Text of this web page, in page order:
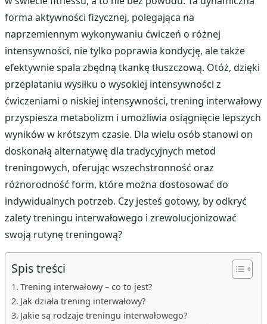
forma aktywności fizycznej, polegająca na
naprzemiennym wykonywaniu ćwiczeń o różnej
intensywności, nie tylko poprawia kondycję, ale także
efektywnie spala zbędną tkankę tłuszczową. Otóż, dzięki
przeplataniu wysiłku o wysokiej intensywności z
ćwiczeniami o niskiej intensywności, trening interwałowy
przyspiesza metabolizm i umożliwia osiągnięcie lepszych
wyników w krótszym czasie. Dla wielu osób stanowi on
doskonałą alternatywę dla tradycyjnych metod
treningowych, oferując wszechstronność oraz
różnorodność form, które można dostosować do
indywidualnych potrzeb. Czy jesteś gotowy, by odkryć
zalety treningu interwałowego i zrewolucjonizować
swoją rutynę treningową?
Spis treści
Trening interwałowy – co to jest?
Jak działa trening interwałowy?
Jakie są rodzaje treningu interwałowego?